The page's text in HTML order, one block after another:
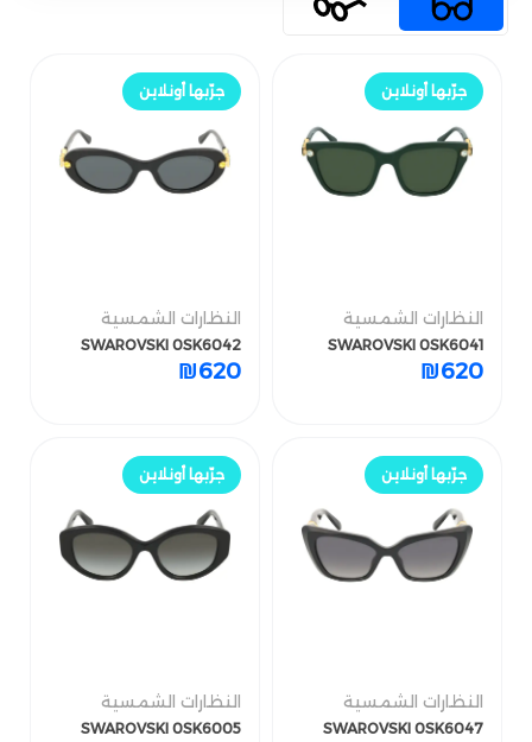
جرّبها أونلاين
النظارات الشمسية
SWAROVSKI 0SK6041
₪620
جرّبها أونلاين
النظارات الشمسية
SWAROVSKI 0SK6042
₪620
جرّبها أونلاين
النظارات الشمسية
SWAROVSKI 0SK6047
جرّبها أونلاين
النظارات الشمسية
SWAROVSKI 0SK6005
جرّب أونلاين
النظارات الشمسية
SWAROVSKI 0SK6047
₪970
جرّب أونلاين
النظارات الشمسية
SWAROVSKI 0SK6042
₪620
جرّب أونلاين
SWAROVSKI 0SK6041
جرّب أونلاين
SWAROVSKI 0SK6005